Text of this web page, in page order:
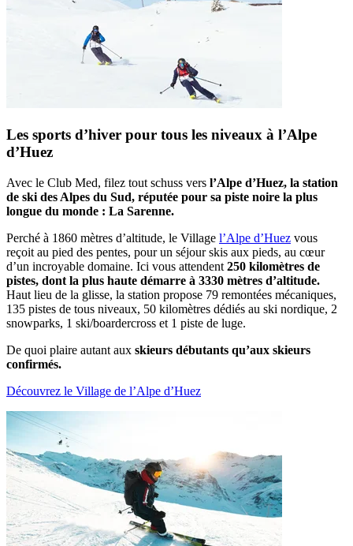
Les sports d’hiver pour tous les niveaux à l’Alpe
d’Huez
Avec le Club Med, filez tout schuss vers l’Alpe d’Huez, la station
de ski des Alpes du Sud, réputée pour sa piste noire la plus
longue du monde : La Sarenne.
Perché à 1860 mètres d’altitude, le Village l’Alpe d’Huez vous
reçoit au pied des pentes, pour un séjour skis aux pieds, au cœur
d’un incroyable domaine. Ici vous attendent 250 kilomètres de
pistes, dont la plus haute démarre à 3330 mètres d’altitude.
Haut lieu de la glisse, la station propose 79 remontées mécaniques,
135 pistes de tous niveaux, 50 kilomètres dédiés au ski nordique, 2
snowparks, 1 ski/boardercross et 1 piste de luge.
De quoi plaire autant aux skieurs débutants qu’aux skieurs
confirmés.
Découvrez le Village de l’Alpe d’Huez